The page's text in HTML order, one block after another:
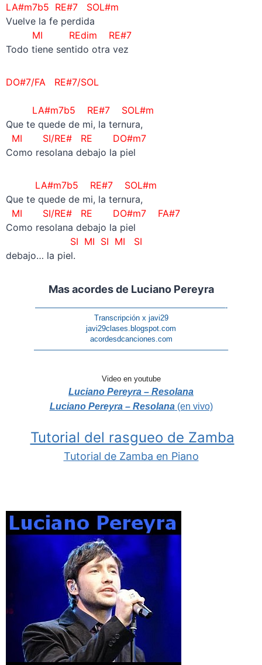
LA#m7b5 RE#7 SOL#m
Vuelve la fe perdida
MI REdim RE#7
Todo tiene sentido otra vez
DO#7/FA RE#7/SOL
LA#m7b5 RE#7 SOL#m
Que te quede de mi, la ternura,
MI SI/RE# RE DO#m7
Como resolana debajo la piel
LA#m7b5 RE#7 SOL#m
Que te quede de mi, la ternura,
MI SI/RE# RE DO#m7 FA#7
Como resolana debajo la piel
SI MI SI MI SI
debajo… la piel.
Mas acordes de Luciano Pereyra
—————————————————————————-
Transcripción x javi29
javi29clases.blogspot.com
acordesdcanciones.com
—————————————————————————–
Video en youtube
Luciano Pereyra – Resolana
Luciano Pereyra – Resolana(en vivo)
Tutorial del rasgueo de Zamba
Tutorial de Zamba en Piano